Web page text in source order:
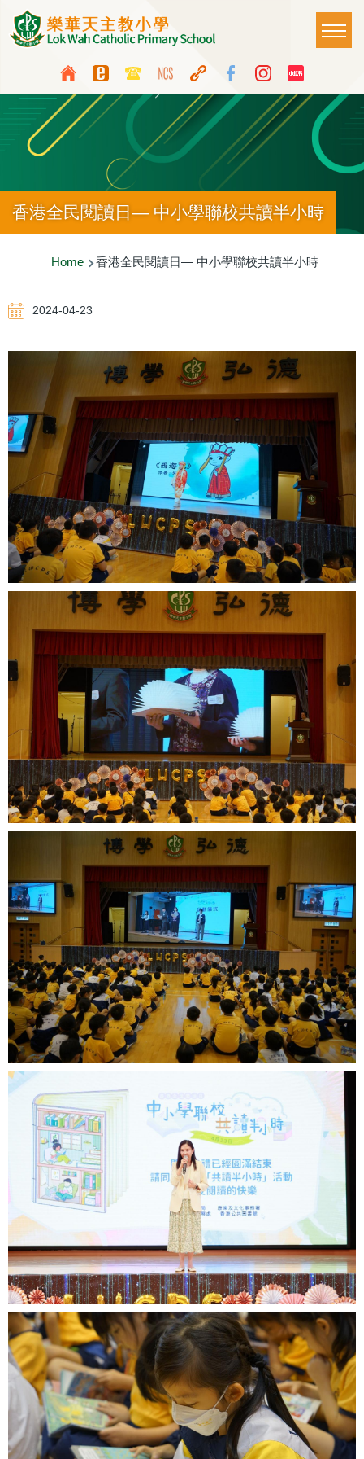
Skip to main content
Top
Media
Icon
Button
Language
switcher
Main
香港全民閱讀日— 中小學聯校共讀半小時
Breadcrumb
Home 香港全民閱讀日— 中小學聯校共讀半小時
2024-04-23